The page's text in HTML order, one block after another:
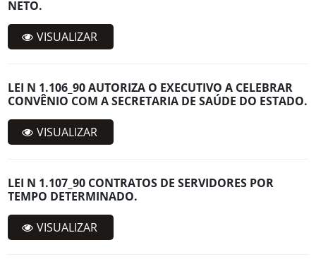
NETO.
VISUALIZAR
LEI N 1.106_90 AUTORIZA O EXECUTIVO A CELEBRAR
CONVÊNIO COM A SECRETARIA DE SAÚDE DO ESTADO.
VISUALIZAR
LEI N 1.107_90 CONTRATOS DE SERVIDORES POR
TEMPO DETERMINADO.
VISUALIZAR